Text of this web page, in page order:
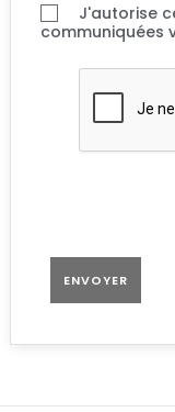
J'autorise
communiquées